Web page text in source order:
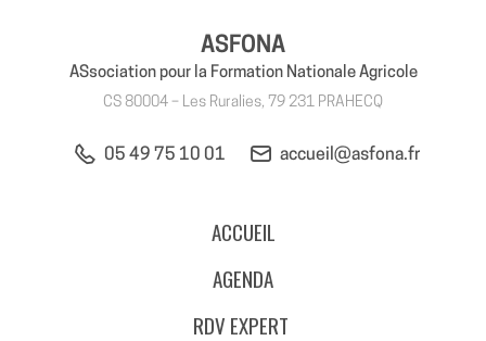
ASFONA
ASsociation pour la Formation Nationale Agricole
CS 80004 – Les Ruralies, 79 231 PRAHECQ
05 49 75 10 01 accueil@asfona.fr
ACCUEIL
AGENDA
RDV EXPERT